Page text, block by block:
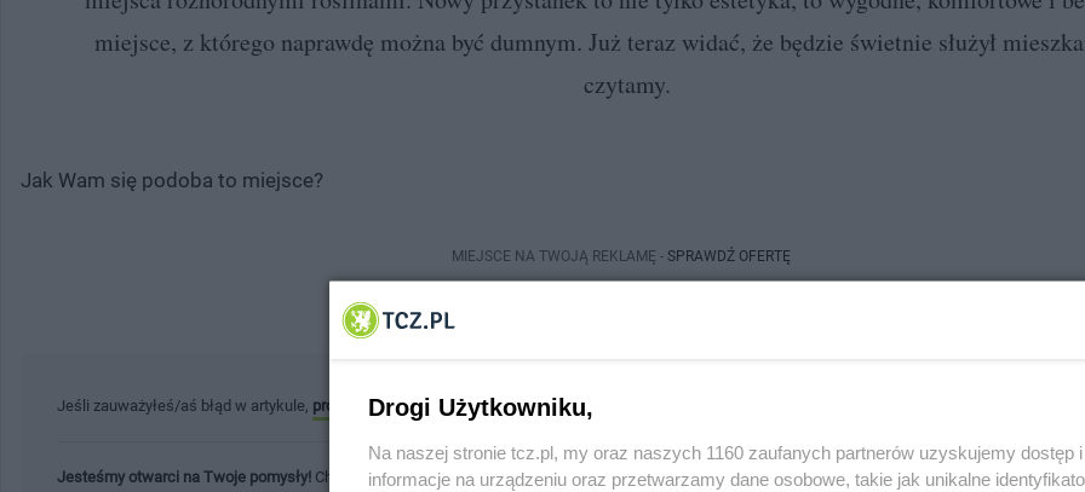
miejsce, z którego naprawdę można być dumnym. Już teraz widać, że będzie świetnie służył
czytamy.
Jak Wam się podoba to miejsce?
MIEJSCE NA TWOJĄ REKLAMĘ - SPRAWDŹ OFERTĘ
Jeśli zauważyłeś/aś błąd w artykule, prosimy o kontakt . Twoja pomoc jest dla nas bardzo cenna i pozwala nam utrzymywać wysoką jakość treści.
Jesteśmy otwarci na Twoje pomysły! Chcesz podzielić się ważną informacją, napisać o ciekawym wydarzeniu, które miało miejsce w Twojej okolicy,
Drogi Użytkowniku,
Na naszej stronie tcz.pl, my oraz naszych 1160 zaufanych partnerów uzyskujemy dostęp
informacje na urządzeniu oraz przetwarzamy dane osobowe, takie jak unikalne